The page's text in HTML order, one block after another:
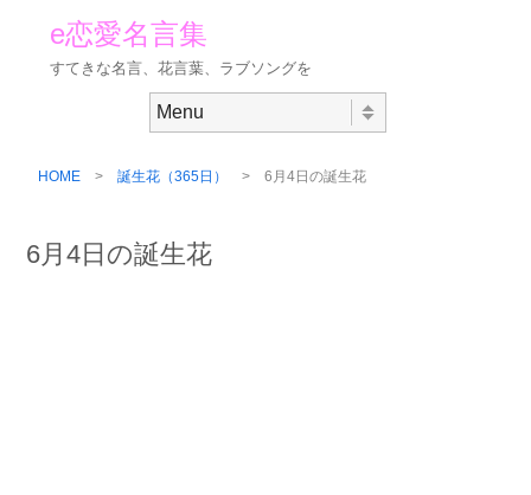
e恋愛名言集
すてきな名言、花言葉、ラブソングを
HOME > 誕生花（365日） > 6月4日の誕生花
6月4日の誕生花